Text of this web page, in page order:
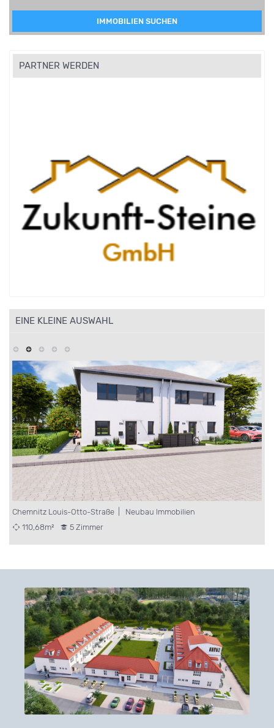
IMMOBILIEN SUCHEN
PARTNER WERDEN
EINE KLEINE AUSWAHL
Chemnitz Louis-Otto-Straße | Neubau Immobilien
110,68m²
5 Zimmer